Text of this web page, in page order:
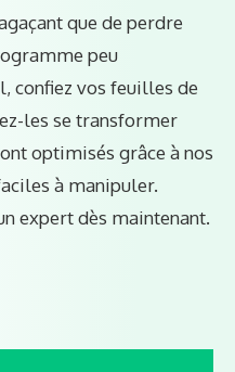
que de perdre
peu
confiez vos feuilles de
les se transformer
optimisés grâce à nos
à manipuler.
expert dès maintenant.